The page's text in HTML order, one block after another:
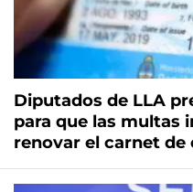
Diputados de LLA
para que las multas
renovar el carnet de